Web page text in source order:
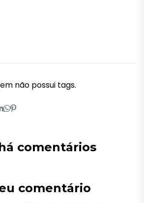
não possui tags.
comentários
comentário